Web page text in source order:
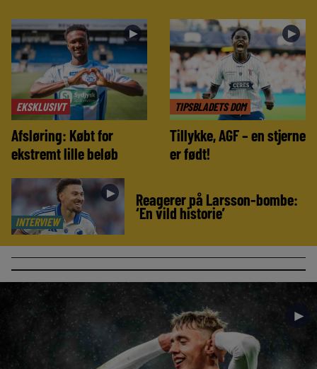
EKSKLUSIVT
►
Afsløring: Købt for
ekstremt lille beløb
TIPSBLADETS DOM
►
Tillykke, AGF – en stjerne
er født!
INTERVIEW
► Reagerer på Larsson-bombe:
‘En vild historie’
►